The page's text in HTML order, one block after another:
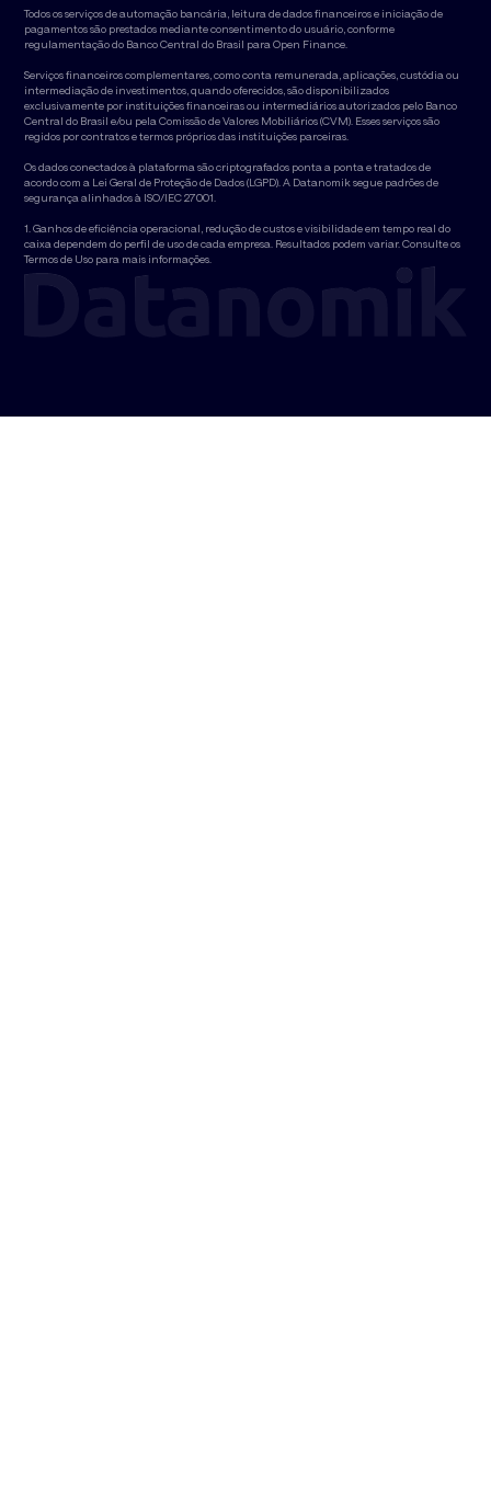
Todos os serviços de automação bancária, leitura de dados financeiros e iniciação de
pagamentos são prestados mediante consentimento do usuário, conforme
regulamentação do Banco Central do Brasil para Open Finance.
Serviços financeiros complementares, como conta remunerada, aplicações, custódia ou
intermediação de investimentos, quando oferecidos, são disponibilizados
exclusivamente por instituições financeiras ou intermediários autorizados pelo Banco
Central do Brasil e/ou pela Comissão de Valores Mobiliários (CVM). Esses serviços são
regidos por contratos e termos próprios das instituições parceiras.
Os dados conectados à plataforma são criptografados ponta a ponta e tratados de
acordo com a Lei Geral de Proteção de Dados (LGPD). A Datanomik segue padrões de
segurança alinhados à ISO/IEC 27001.
1. Ganhos de eficiência operacional, redução de custos e visibilidade em tempo real do
caixa dependem do perfil de uso de cada empresa. Resultados podem variar. Consulte os
Termos de Uso para mais informações.